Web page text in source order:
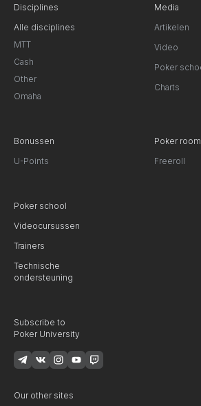
Disciplines
Alle disciplines
MTT
Cash
Other
Omaha
Media
Artikelen
Video
Poker
Charts
Bonussen
U-Points
Poker
Freeroll
Poker school
Videocursussen
Trainers
Technische
ondersteuning
Subscribe to
Poker University
Our other sites